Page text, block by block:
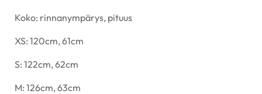
Koko: rinnanympärys, pituus
XS: 120cm, 61cm
S: 122cm, 62cm
M: 126cm, 63cm